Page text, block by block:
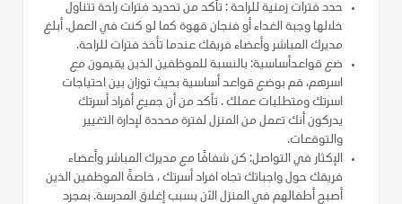
حدد فترات زمنية للراحة : تأكد من تحديد فترات راحة تتناول
خلالها وجبة الغداء أو فنجان قهوة كما لو كنت في العمل. أبلغ
مديرك المباشر وأعضاء فريقك عندما تأخذ فترات للراحة.
ضع قواعدأساسية: بالنسبة للموظفين الذين يقيمون مع
اسرهم، قم بوضع قواعد أساسية بحيث توزان بين احتياجات
اسرتك ومتطلبات عملك . تأكد من أن جميع أفراد أسرتك
يدركون أنك تعمل من المنزل لفترة محددة لإدارة التغيير
والتوقعات.
الإكثار في التواصل: كن شفافًا مع مديرك المباشر وأعضاء
فريقك حول واجباتك تجاه افراد أسرتك ، خاصةً الموظفين الذين
أصبح أطفالهم في المنزل الآن بسبب إغلاق المدرسة. بمجرد